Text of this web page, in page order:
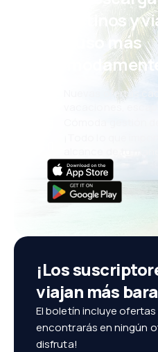
eDestinos y
incluso más
Nuevas ofertas
vacaciones,
Cómoda gestión
¡Todo lo que
¡Los
viajan más
El boletín incluye
encontrarás en ningún
disfruta!